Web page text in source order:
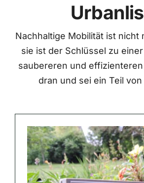
Nachhaltige Mobilität ist nicht
sie ist der Schlüssel zu
saubereren und
dran und sei ein Teil